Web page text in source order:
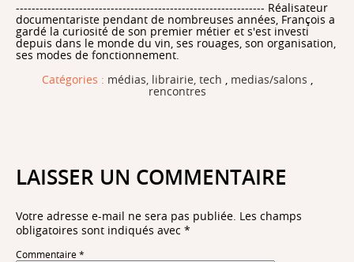
--------------------------------------------------------------- Réalisateur
documentariste pendant de nombreuses années, François a
gardé la curiosité de son premier métier et s'est investi
depuis dans le monde du vin, ses rouages, son organisation,
ses modes de fonctionnement.
Catégories : médias, librairie, tech , medias/salons ,
rencontres
LAISSER UN COMMENTAIRE
Votre adresse e-mail ne sera pas publiée. Les champs
obligatoires sont indiqués avec *
Commentaire *